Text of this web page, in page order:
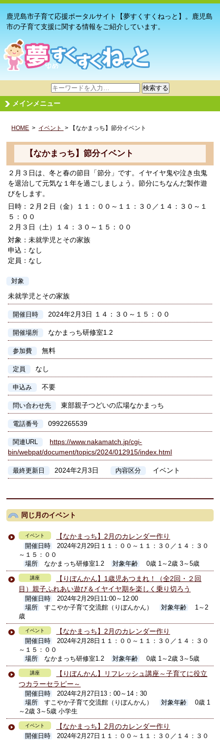
鹿児島市子育て応援ポータルサイト【夢すくすくねっと】。鹿児島
市の子育て支援に関する情報をご紹介しています。
サ
イ
ト
検
検索する
メインメニュー
HOME > イベント > 【なかまっち】節分イベント
【なかまっち】節分イベント
２月３日は、冬と春の節目「節分」です。イヤイヤ鬼や泣き虫鬼
を退治して元気な１年を過ごしましょう。節分にちなんだ製作遊
びをします。
日時：２月２日（金）１１：００～１１：３０／１４：３０～１
５：００
２月３日（土）１４：３０～１５：００
対象：未就学児とその家族
申込：なし
定員：なし
対象
未就学児とその家族
開催日時 2024年2月3日 １４：３０～１５：００
開催場所 なかまっち研修室1.2
参加費 無料
定員 なし
申込み 不要
問い合わせ先 東部親子つどいの広場なかまっち
電話番号 0992265539
関連URL
https://www.nakamatch.jp/cgi-
bin/webpat/document/topics/2024/012915/index.html
最終更新日 2024年2月3日 内容区分 イベント
同じ月のイベント
イベント 【なかまっち】2月のカレンダー作り
開催日時
2024年2月29日１１：００～１１：３０／１４：３０
～１５：００
場所
なかまっち研修室1.2 対象年齢 0歳 1～2歳 3～5歳
講座
【りぼんかん】1歳児あつまれ！（全2回・２回
目）親子ふれあい遊び＆イヤイヤ期を楽しく乗り切ろう
開催日時
2024年2月29日11:00～12:00
場所
すこやか子育て交流館（りぼんかん） 対象年齢
1～2
歳
イベント 【なかまっち】2月のカレンダー作り
開催日時
2024年2月28日１１：００～１１：３０／１４：３０
～１５：００
場所
なかまっち研修室1.2 対象年齢 0歳 1～2歳 3～5歳
講座
【りぼんかん】リフレッシュ講座～子育てに役立
つカラーセラピー～
開催日時
2024年2月27日13：00～14：30
場所
すこやか子育て交流館（りぼんかん） 対象年齢
0歳 1
～2歳 3～5歳 小学生
イベント 【なかまっち】2月のカレンダー作り
開催日時
2024年2月27日１１：００～１１：３０／１４：３０